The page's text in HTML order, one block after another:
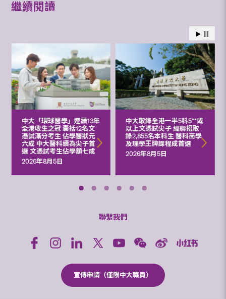
繼續閱讀
中大「環球醫學」連續13年
全港收生之冠 囊括12名文
憑試滿分考生 佔學醫狀元
六成 中大醫科續為尖子首
選 文憑試考生佔學額七成
2026年8月5日
中大取錄全港一半5科5**或
以上文憑試尖子 經聯招取
錄2,855名本科生 醫科商學
及理學王牌課程成首選
2026年8月5日
聯繫我們
宣傳申請（僅限中大職員）